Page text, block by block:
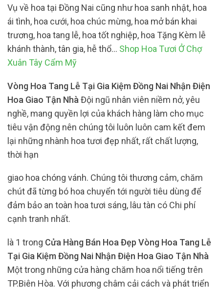
Vụ về hoa tại Đồng Nai cũng như hoa sanh nhật, hoa
ái tình, hoa cưới, hoa chúc mừng, hoa mở bán khai
trương, hoa tang lễ, hoa tốt nghiệp, hoa Tặng Kèm lễ
khánh thành, tân gia, hễ thổ… Shop Hoa Tươi Ở Chợ
Xuân Tây Cẩm Mỹ
Vòng Hoa Tang Lễ Tại Gia Kiệm Đồng Nai Nhận Điện
Hoa Giao Tận Nhà Đội ngũ nhân viên niềm nở, yêu
nghề, mang quyền lợi của khách hàng làm cho mục
tiêu vận động nên chúng tôi luôn luôn cam kết đem
lại những nhành hoa tươi đẹp nhất, rất chất lượng,
thời hạn
giao hoa chóng vánh. Chúng tôi thương cảm, chăm
chút đã từng bó hoa chuyển tới người tiêu dùng để
đảm bảo an toàn hoa tươi sáng, lâu tàn có Chi phí
cạnh tranh nhất.
là 1 trong Cửa Hàng Bán Hoa Đẹp Vòng Hoa Tang Lễ
Tại Gia Kiệm Đồng Nai Nhận Điện Hoa Giao Tận Nhà
Một trong những cửa hàng chăm hoa nổi tiếng trên
TP.Biên Hòa. Với phương châm cải cách và phát triển